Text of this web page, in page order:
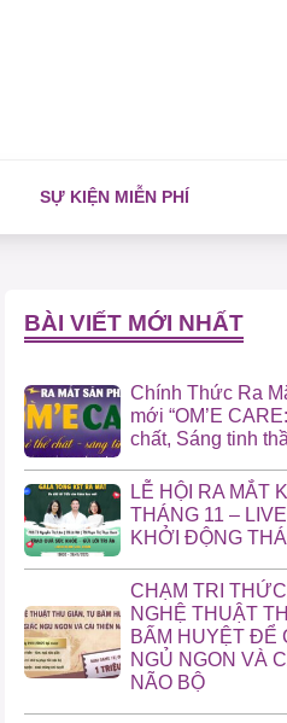
SỰ KIỆN MIỄN PHÍ
BÀI VIẾT MỚI NHẤT
Chính Thức Ra
mới “OM’E
chất, Sáng tinh
LỄ HỘI RA MẮT
THÁNG 11 –
KHỞI ĐỘNG
CHẠM TRI
NGHỆ THUẬT
BẤM HUYỆT ĐỂ
NGỦ NGON VÀ
NÃO BỘ